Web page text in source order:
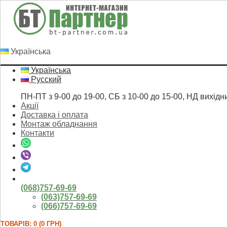
Українська
Українська
Русский
ПН-ПТ з 9-00 до 19-00, СБ з 10-00 до 15-00, НД
Акції
Доставка і оплата
Монтаж обладнання
Контакти
(068)757-69-69
(063)757-69-69
(066)757-69-69
ТОВАРІВ: 0 (0 ГРН)